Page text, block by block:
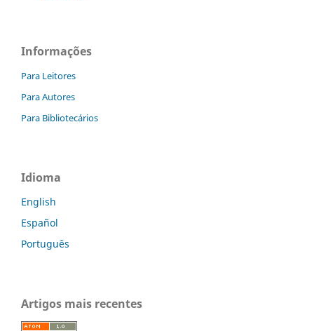
Informações
Para Leitores
Para Autores
Para Bibliotecários
Idioma
English
Español
Português
Artigos mais recentes